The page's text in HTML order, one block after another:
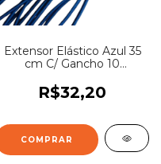
Extensor Elástico Azul 35
cm C/ Gancho 10
R$32,20